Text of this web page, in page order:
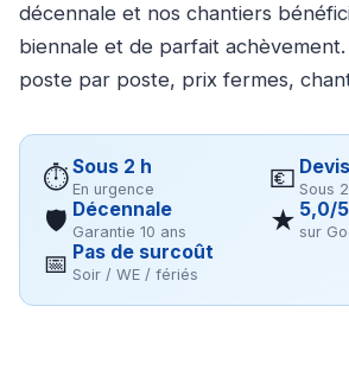
décennale et nos chantiers
biennale et de parfait
poste par poste, prix fermes,
⏱Sous 2 h
En urgence 💶 Sous
🛡 Décennale
Garantie 10 ans ★ 5,0/5
sur
📅 Pas de surcoût
Soir / WE / fériés